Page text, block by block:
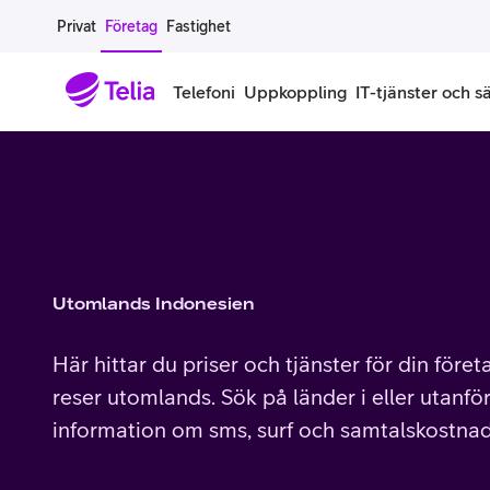
Gå till sidans innehåll
Privat Företag Fastighet
Telefoni
Extra simkort
Täckningskarta
Mobilskal
Surfplattor
Uppkoppling
Mobilt bredband
Modem och routrar
IT-tjänster och
Skärmar och tillbehör
Smart
Smart
Utomlands Indonesien
Här hittar du priser och tjänster för din
reser utomlands. Sök på länder i eller
information om sms, surf och